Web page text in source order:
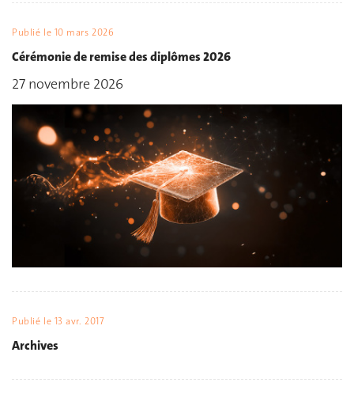
Publié le 10 mars 2026
Cérémonie de remise des diplômes 2026
27 novembre 2026
Publié le 13 avr. 2017
Archives